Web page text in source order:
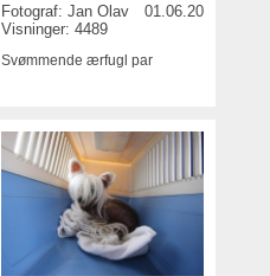
Fotograf:Jan Olav
01.06.2015
Visninger: 4489
Svømmende ærfugl par